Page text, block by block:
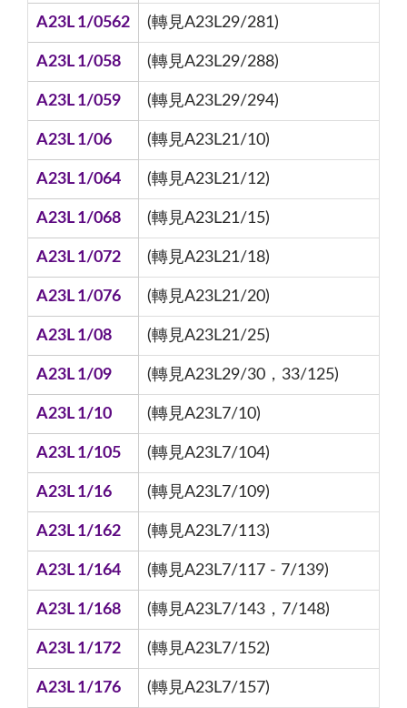
A23L 1/0562 (轉見A23L29/281)
A23L 1/058 (轉見A23L29/288)
A23L 1/059 (轉見A23L29/294)
A23L 1/06 (轉見A23L21/10)
A23L 1/064 (轉見A23L21/12)
A23L 1/068 (轉見A23L21/15)
A23L 1/072 (轉見A23L21/18)
A23L 1/076 (轉見A23L21/20)
A23L 1/08 (轉見A23L21/25)
A23L 1/09 (轉見A23L29/30，33/125)
A23L 1/10 (轉見A23L7/10)
A23L 1/105 (轉見A23L7/104)
A23L 1/16 (轉見A23L7/109)
A23L 1/162 (轉見A23L7/113)
A23L 1/164 (轉見A23L7/117 - 7/139)
A23L 1/168 (轉見A23L7/143，7/148)
A23L 1/172 (轉見A23L7/152)
A23L 1/176 (轉見A23L7/157)